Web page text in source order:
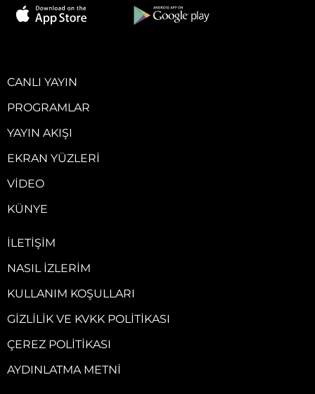
CANLI YAYIN
PROGRAMLAR
YAYIN AKIŞI
EKRAN YÜZLERI
VIDEO
KÜNYE
İLETIŞIM
NASIL İZLERIM
KULLANIM KOŞULLARI
GIZLILIK VE KVKK POLITIKASI
ÇEREZ POLITIKASI
AYDINLATMA METNI